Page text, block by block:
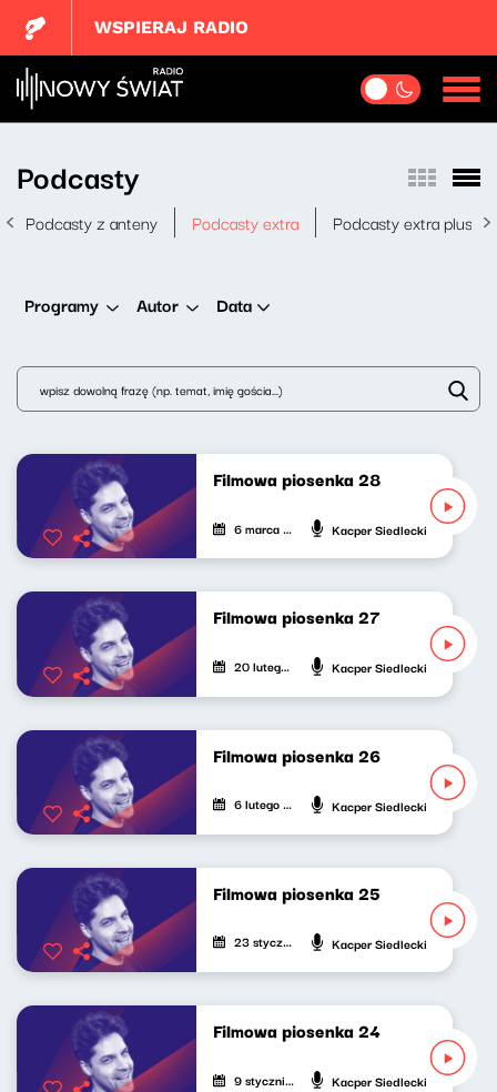
WSPIERAJ RADIO
Podcasty
Podcasty z anteny Podcasty extra Podcasty extra plus
Programy Autor Data
Filmowa piosenka 28
6 marca 2023 Kacper Siedlecki
Filmowa piosenka 27
20 lutego 2023 Kacper Siedlecki
Filmowa piosenka 26
6 lutego 2023 Kacper Siedlecki
Filmowa piosenka 25
23 stycznia 2023 Kacper Siedlecki
Filmowa piosenka 24
9 stycznia 2023 Kacper Siedlecki